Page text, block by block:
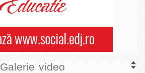
Galerie video